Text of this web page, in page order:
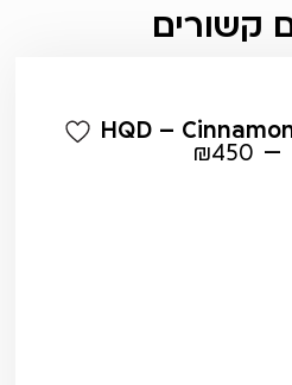
קשורים
HQD –
–
₪450